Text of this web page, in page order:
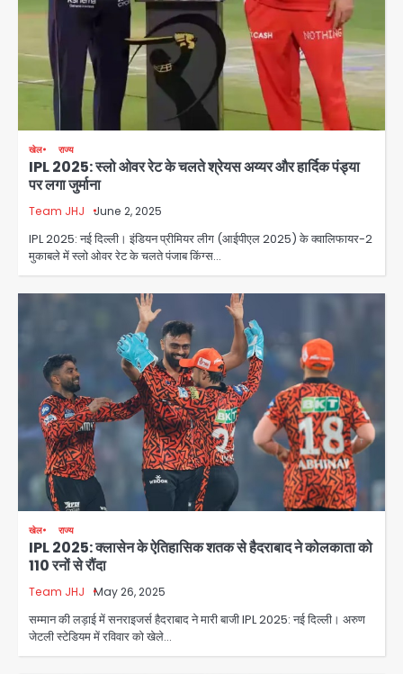
खेल राज्य
IPL 2025: स्लो ओवर रेट के चलते श्रेयस अय्यर और हार्दिक पंड्या
पर लगा जुर्माना
Team JHJ June 2, 2025
IPL 2025: नई दिल्ली। इंडियन प्रीमियर लीग (आईपीएल 2025) के क्वालिफायर-2
मुकाबले में स्लो ओवर रेट के चलते पंजाब किंग्स…
खेल राज्य
IPL 2025: क्लासेन के ऐतिहासिक शतक से हैदराबाद ने कोलकाता को
110 रनों से रौंदा
Team JHJ May 26, 2025
सम्मान की लड़ाई में सनराइजर्स हैदराबाद ने मारी बाजी IPL 2025: नई दिल्ली। अरुण
जेटली स्टेडियम में रविवार को खेले…